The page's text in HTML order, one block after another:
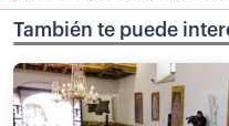
También te puede